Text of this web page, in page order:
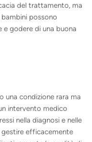
del trattamento, ma
possono
e godere di una buona
una condizione rara ma
intervento medico
nella diagnosi e nelle
efficacemente